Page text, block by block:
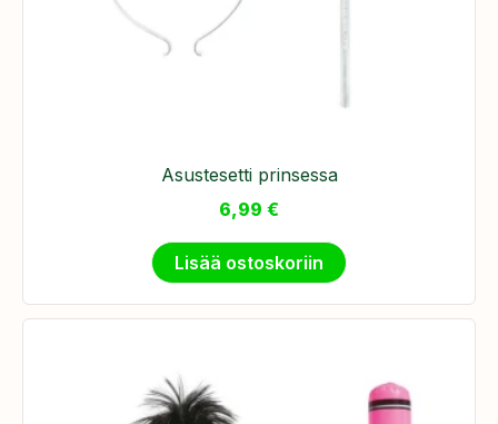
Asustesetti prinsessa
6,99 €
Lisää ostoskoriin